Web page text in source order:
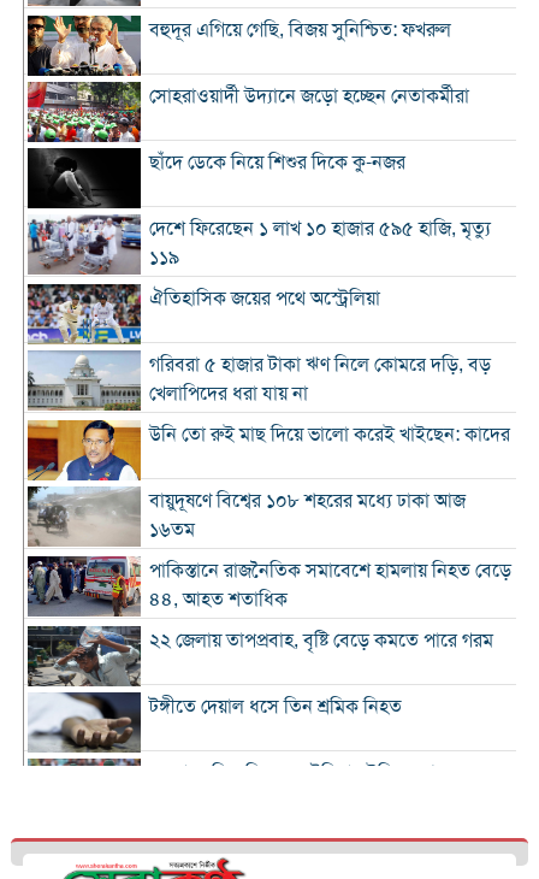
বহুদূর এগিয়ে গেছি, বিজয় সুনিশ্চিত: ফখরুল
সোহরাওয়ার্দী উদ্যানে জড়ো হচ্ছেন নেতাকর্মীরা
ছাঁদে ডেকে নিয়ে শিশুর দিকে কু-নজর
দেশে ফিরেছেন ১ লাখ ১০ হাজার ৫৯৫ হাজি, মৃত্যু
১১৯
ঐতিহাসিক জয়ের পথে অস্ট্রেলিয়া
গরিবরা ৫ হাজার টাকা ঋণ নিলে কোমরে দড়ি, বড়
খেলাপিদের ধরা যায় না
উনি তো রুই মাছ দিয়ে ভালো করেই খাইছেন: কাদের
বায়ুদূষণে বিশ্বের ১০৮ শহরের মধ্যে ঢাকা আজ
১৬তম
পাকিস্তানে রাজনৈতিক সমাবেশে হামলায় নিহত বেড়ে
৪৪, আহত শতাধিক
২২ জেলায় তাপপ্রবাহ, বৃষ্টি বেড়ে কমতে পারে গরম
টঙ্গীতে দেয়াল ধসে তিন শ্রমিক নিহত
১২ রানে লিড নিয়ে অস্ট্রেলিয়ার ইনিংস শেষ
গলে যাওয়া হিমবাহ থেকে মিলল ৩৭ বছর আগে
নিখোঁজ পর্যটকের মরদেহ